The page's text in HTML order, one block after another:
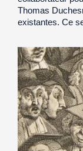
Thomas
existantes. Ce